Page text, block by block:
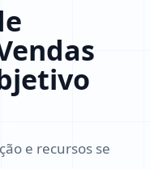
e recursos se